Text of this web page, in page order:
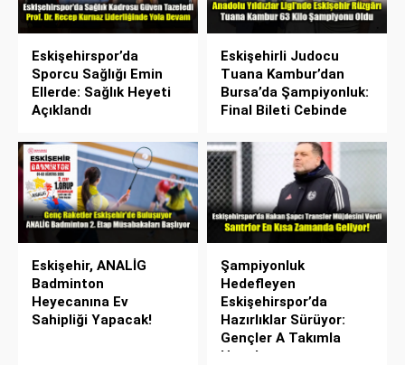
Eskişehirspor’da
Sporcu Sağlığı Emin
Ellerde: Sağlık Heyeti
Açıklandı
Eskişehirli Judocu
Tuana Kambur’dan
Bursa’da Şampiyonluk:
Final Bileti Cebinde
Eskişehir, ANALİG
Badminton
Heyecanına Ev
Sahipliği Yapacak!
Şampiyonluk
Hedefleyen
Eskişehirspor’da
Hazırlıklar Sürüyor:
Gençler A Takımla
Hazırlanıyor